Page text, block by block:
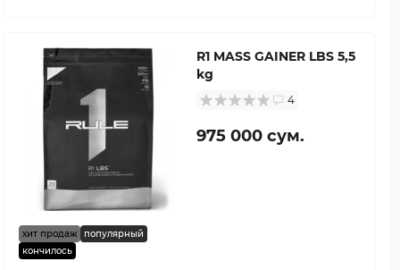
хит продаж
популярный
кончилось
R1 MASS GAINER LBS 5,5
kg
4
975 000 сум.